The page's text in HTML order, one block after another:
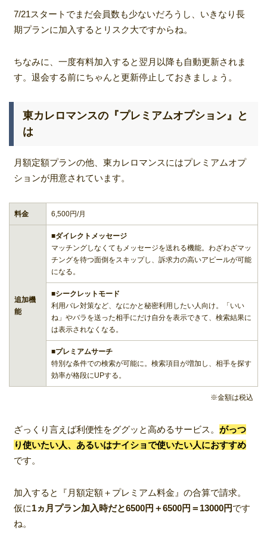
7/21スタートでまだ会員数も少ないだろうし、いきなり長
期プランに加入するとリスク大ですからね。
ちなみに、一度有料加入すると翌月以降も自動更新されま
す。退会する前にちゃんと更新停止しておきましょう。
東カレロマンスの『プレミアムオプション』と
は
月額定額プランの他、東カレロマンスにはプレミアムオプ
ションが用意されています。
料金 6,500円/月
追加機
能
■ダイレクトメッセージ
マッチングしなくてもメッセージを送れる機能。わざわざマッ
チングを待つ面倒をスキップし、訴求力の高いアピールが可能
になる。
■シークレットモード
利用バレ対策など、なにかと秘密利用したい人向け。「いい
ね」やバラを送った相手にだけ自分を表示できて、検索結果に
は表示されなくなる。
■プレミアムサーチ
特別な条件での検索が可能に。検索項目が増加し、相手を探す
効率が格段にUPする。
※金額は税込
ざっくり言えば利便性をググッと高めるサービス。 がっつ
り使いたい人、あるいはナイショで使いたい人におすすめ
です。
加入すると『月額定額＋プレミアム料金』の合算で請求。
仮に1ヵ月プラン加入時だと6500円＋6500円＝13000円です
ね。